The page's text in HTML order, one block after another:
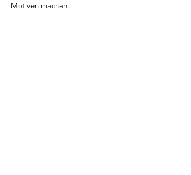
Motiven machen.